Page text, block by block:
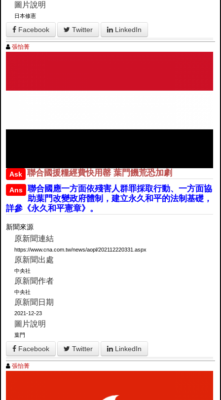
圖片說明
日本修憲
Facebook Twitter LinkedIn
張怡菁
Ask 聯合國援糧經費快用罄 葉門饑荒恐加劇
Ans
聯合國應一方面依殘害人群罪採取行動、一方面協
助葉門改變政府體制，建立永久和平的法制基礎，
詳參《永久和平憲章》。
新聞來源
原新聞連結
https://www.cna.com.tw/news/aopl/202112220331.aspx
原新聞出處
中央社
原新聞作者
中央社
原新聞日期
2021-12-23
圖片說明
葉門
Facebook Twitter LinkedIn
張怡菁